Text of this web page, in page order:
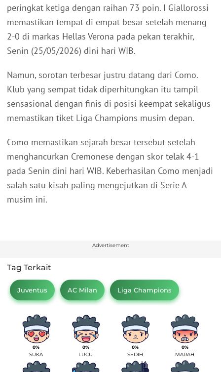
peringkat ketiga dengan raihan 73 poin. I Giallorossi
memastikan tempat di empat besar setelah menang
2-0 di markas Hellas Verona pada pekan terakhir,
Senin (25/05/2026) dini hari WIB.
Namun, sorotan terbesar justru datang dari Como.
Klub yang sempat tidak diperhitungkan itu tampil
sensasional dengan finis di posisi keempat sekaligus
memastikan tiket Liga Champions musim depan.
Como memastikan sejarah besar tersebut setelah
menghancurkan Cremonese dengan skor telak 4-1
pada Senin dini hari WIB. Keberhasilan Como menjadi
salah satu kisah paling mengejutkan di Serie A
musim ini.
Advertisement
Tag Terkait
Juventus AC Milan Liga Champions
0%
SUKA
0%
LUCU
0%
SEDIH
0%
MARAH